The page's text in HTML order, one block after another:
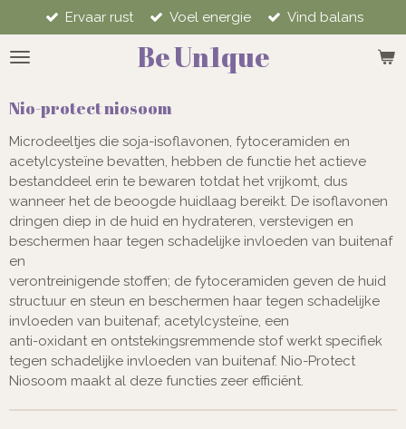
direct
naar
Be Un1que
Ervaar rust Voel energie Vind balans
Nio-protect niosoom
Microdeeltjes die soja-isoflavonen, fytoceramiden en
acetylcysteïne bevatten, hebben de functie het actieve
bestanddeel erin te bewaren totdat het vrijkomt, dus
wanneer het de beoogde huidlaag bereikt. De isoflavonen
dringen diep in de huid en hydrateren, verstevigen en
beschermen haar tegen schadelijke invloeden van buitenaf
en
verontreinigende stoffen; de fytoceramiden geven de huid
structuur en steun en beschermen haar tegen schadelijke
invloeden van buitenaf; acetylcysteïne, een
anti-oxidant en ontstekingsremmende stof werkt specifiek
tegen schadelijke invloeden van buitenaf. Nio-Protect
Niosoom maakt al deze functies zeer efficiënt.